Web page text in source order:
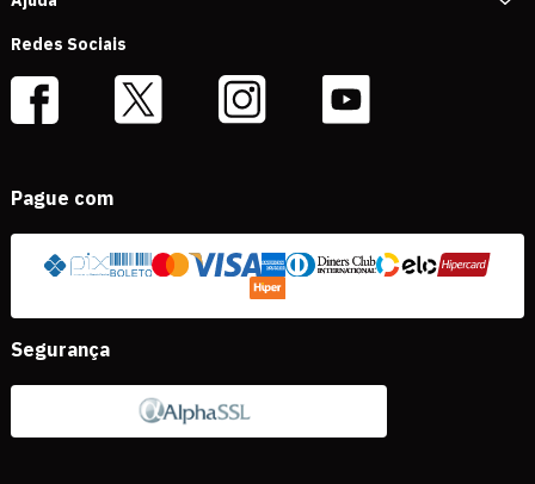
Redes Sociais
Pague com
Segurança